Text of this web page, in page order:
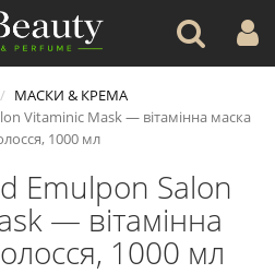
МАСКИ & КРЕМА
Vitaminic Mask — вітамінна маска
1000 мл
Emulpon Salon
— вітамінна
1000 мл